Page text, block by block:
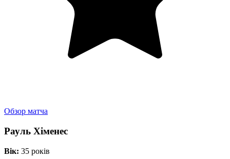
Обзор матча
Рауль Хіменес
Вік: 35 років